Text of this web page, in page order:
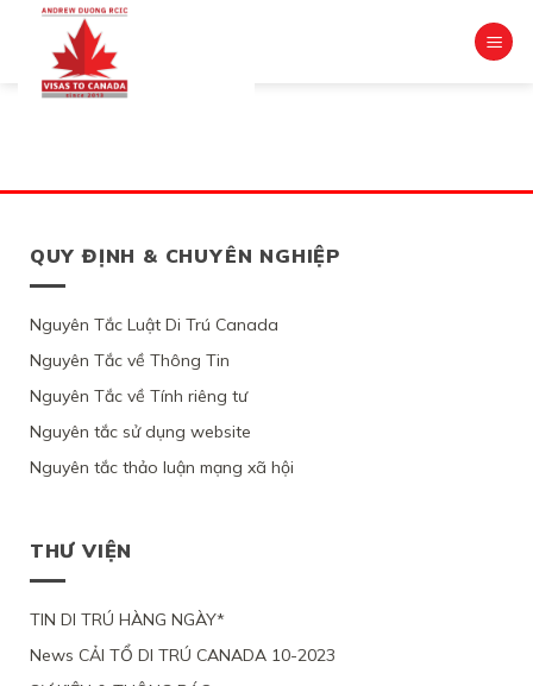
content
QUY ĐỊNH & CHUYÊN NGHIỆP
Nguyên Tắc Luật Di Trú Canada
Nguyên Tắc về Thông Tin
Nguyên Tắc về Tính riêng tư
Nguyên tắc sử dụng website
Nguyên tắc thảo luận mạng xã hội
THƯ VIỆN
TIN DI TRÚ HÀNG NGÀY*
News CẢI TỔ DI TRÚ CANADA 10-2023